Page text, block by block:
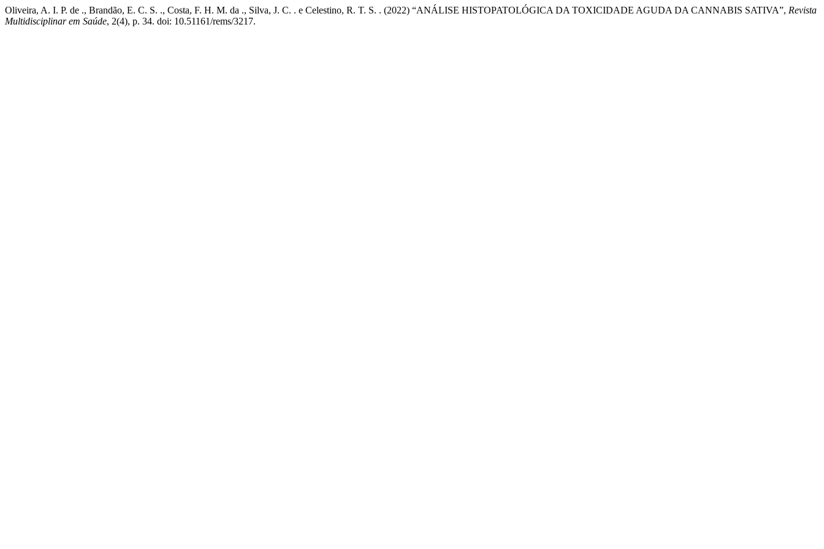
Oliveira, A. I. P. de ., Brandão, E. C. S. ., Costa, F. H. M. da ., Silva, J. C. . e Celestino, R. T. S. . (2022) “ANÁLISE HISTOPATOLÓGICA DA TOXICIDADE AGUDA DA CANNABIS SATIVA”, Revista
Multidisciplinar em Saúde, 2(4), p. 34. doi: 10.51161/rems/3217.